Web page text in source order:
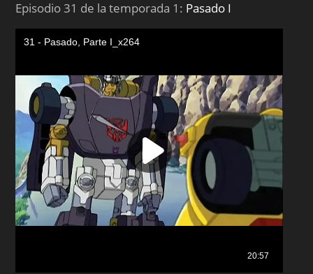
Episodio 31 de la temporada 1: Pasado I